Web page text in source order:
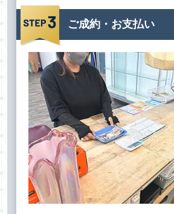
ご成約・お支払い